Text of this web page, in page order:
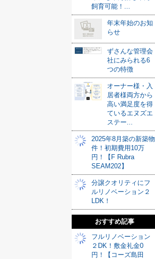
飼育可能！...
年末年始のお知
らせ
ずさんな管理会
社にみられる6
つの特徴
オーナー様・入
居者様両方から
高い満足度を得
ているエヌズエ
ステー...
2025年8月築の新築物
件！初期費用10万
円！【F Rubra
SEAM202】
分譲クオリティにフ
ルリノベーション２
LDK！
おすすめ記事
フルリノベーション
２DK！敷金礼金0
円！【コーズ島田